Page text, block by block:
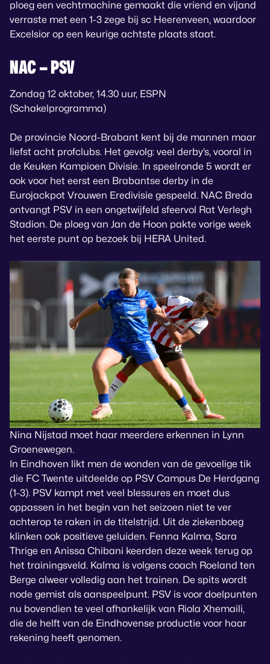
ploeg een vechtmachine gemaakt die vriend en vijand
verraste met een 1-3 zege bij sc Heerenveen, waardoor
Excelsior op een keurige achtste plaats staat.
NAC – PSV
Zondag 12 oktober, 14.30 uur, ESPN
(Schakelprogramma)
De provincie Noord-Brabant kent bij de mannen maar
liefst acht profclubs. Het gevolg: veel derby’s, vooral in
de Keuken Kampioen Divisie. In speelronde 5 wordt er
ook voor het eerst een Brabantse derby in de
Eurojackpot Vrouwen Eredivisie gespeeld. NAC Breda
ontvangt PSV in een ongetwijfeld sfeervol Rat Verlegh
Stadion. De ploeg van Jan de Hoon pakte vorige week
het eerste punt op bezoek bij HERA United.
Nina Nijstad moet haar meerdere erkennen in Lynn
Groenewegen.
In Eindhoven likt men de wonden van de gevoelige tik
die FC Twente uitdeelde op PSV Campus De Herdgang
(1-3). PSV kampt met veel blessures en moet dus
oppassen in het begin van het seizoen niet te ver
achterop te raken in de titelstrijd. Uit de ziekenboeg
klinken ook positieve geluiden. Fenna Kalma, Sara
Thrige en Anissa Chibani keerden deze week terug op
het trainingsveld. Kalma is volgens coach Roeland ten
Berge alweer volledig aan het trainen. De spits wordt
node gemist als aanspeelpunt. PSV is voor doelpunten
nu bovendien te veel afhankelijk van Riola Xhemaili,
die de helft van de Eindhovense productie voor haar
rekening heeft genomen.